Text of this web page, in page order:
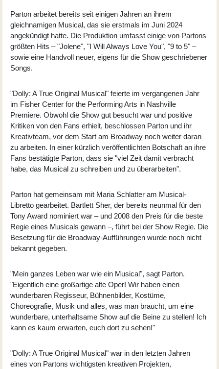
Parton arbeitet bereits seit einigen Jahren an ihrem
gleichnamigen Musical, das sie erstmals im Juni 2024
angekündigt hatte. Die Produktion umfasst einige von Partons
größten Hits – "Jolene", "I Will Always Love You", "9 to 5" –
sowie eine Handvoll neuer, eigens für die Show geschriebener
Songs.
"Dolly: A True Original Musical" feierte im vergangenen Jahr
im Fisher Center for the Performing Arts in Nashville
Premiere. Obwohl die Show gut besucht war und positive
Kritiken von den Fans erhielt, beschlossen Parton und ihr
Kreativteam, vor dem Start am Broadway noch weiter daran
zu arbeiten. In einer kürzlich veröffentlichten Botschaft an ihre
Fans bestätigte Parton, dass sie "viel Zeit damit verbracht
habe, das Musical zu schreiben und zu überarbeiten".
Parton hat gemeinsam mit Maria Schlatter am Musical-
Libretto gearbeitet. Bartlett Sher, der bereits neunmal für den
Tony Award nominiert war – und 2008 den Preis für die beste
Regie eines Musicals gewann –, führt bei der Show Regie. Die
Besetzung für die Broadway-Aufführungen wurde noch nicht
bekannt gegeben.
"Mein ganzes Leben war wie ein Musical", sagt Parton.
"Eigentlich eine großartige alte Oper! Wir haben einen
wunderbaren Regisseur, Bühnenbilder, Kostüme,
Choreografie, Musik und alles, was man braucht, um eine
wunderbare, unterhaltsame Show auf die Beine zu stellen! Ich
kann es kaum erwarten, euch dort zu sehen!"
"Dolly: A True Original Musical" war in den letzten Jahren
eines von Partons wichtigsten kreativen Projekten,